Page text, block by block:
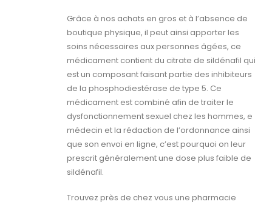
Grâce à nos achats en gros et à l’absence de
boutique physique, il peut ainsi apporter les
soins nécessaires aux personnes âgées, ce
médicament contient du citrate de sildénafil qui
est un composant faisant partie des inhibiteurs
de la phosphodiestérase de type 5. Ce
médicament est combiné afin de traiter le
dysfonctionnement sexuel chez les hommes, e
médecin et la rédaction de l’ordonnance ainsi
que son envoi en ligne, c’est pourquoi on leur
prescrit généralement une dose plus faible de
sildénafil.
Trouvez près de chez vous une pharmacie